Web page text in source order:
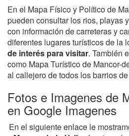
En el Mapa Físico y Político de
pueden consultar los rios, playas
con información de carreteras y
diferentes lugares turísticos de la
de interés para visitar. También
como Mapa Turístico de Mancor-
al callejero de todos los barrios
Fotos e Imagenes de
en Google Imagenes
En el siguiente enlace le